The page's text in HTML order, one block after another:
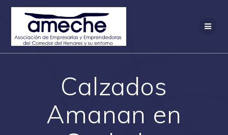
Saltar
Calzados
Amanan en